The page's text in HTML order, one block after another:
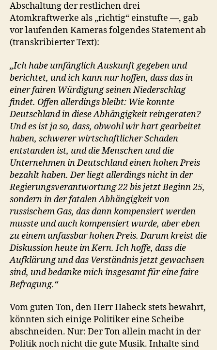
Abschaltung der restlichen drei
Atomkraftwerke als „richtig“ einstufte —, gab
vor laufenden Kameras folgendes Statement ab
(transkribierter Text):
„Ich habe umfänglich Auskunft gegeben und
berichtet, und ich kann nur hoffen, dass das in
einer fairen Würdigung seinen Niederschlag
findet. Offen allerdings bleibt: Wie konnte
Deutschland in diese Abhängigkeit reingeraten?
Und es ist ja so, dass, obwohl wir hart gearbeitet
haben, schwerer wirtschaftlicher Schaden
entstanden ist, und die Menschen und die
Unternehmen in Deutschland einen hohen Preis
bezahlt haben. Der liegt allerdings nicht in der
Regierungsverantwortung 22 bis jetzt Beginn 25,
sondern in der fatalen Abhängigkeit von
russischem Gas, das dann kompensiert werden
musste und auch kompensiert wurde, aber eben
zu einem unfassbar hohen Preis. Darum kreist die
Diskussion heute im Kern. Ich hoffe, dass die
Aufklärung und das Verständnis jetzt gewachsen
sind, und bedanke mich insgesamt für eine faire
Befragung.“
Vom guten Ton, den Herr Habeck stets bewahrt,
könnten sich einige Politiker eine Scheibe
abschneiden. Nur: Der Ton allein macht in der
Politik noch nicht die gute Musik. Inhalte sind